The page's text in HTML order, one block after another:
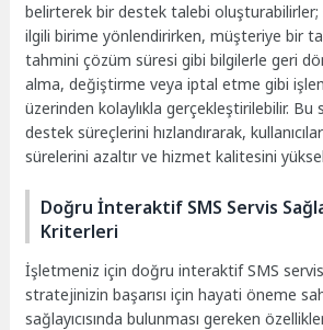
belirterek bir destek talebi
ilgili birime yönlendirirken, müşteriye bir
tahmini çözüm süresi gibi bilgilerle geri
alma, değiştirme veya iptal etme gibi
üzerinden kolaylıkla gerçekleştirilebilir.
destek süreçlerini hızlandırarak,
sürelerini azaltır ve hizmet kalitesini
Doğru İnteraktif SMS Servis
Kriterleri
İşletmeniz için doğru interaktif SMS
stratejinizin başarısı için hayati öneme
sağlayıcısında bulunması gereken